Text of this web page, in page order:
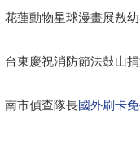
花蓮動物星球漫畫展敖
台東慶祝消防節法鼓山
南市偵查隊長國外刷卡